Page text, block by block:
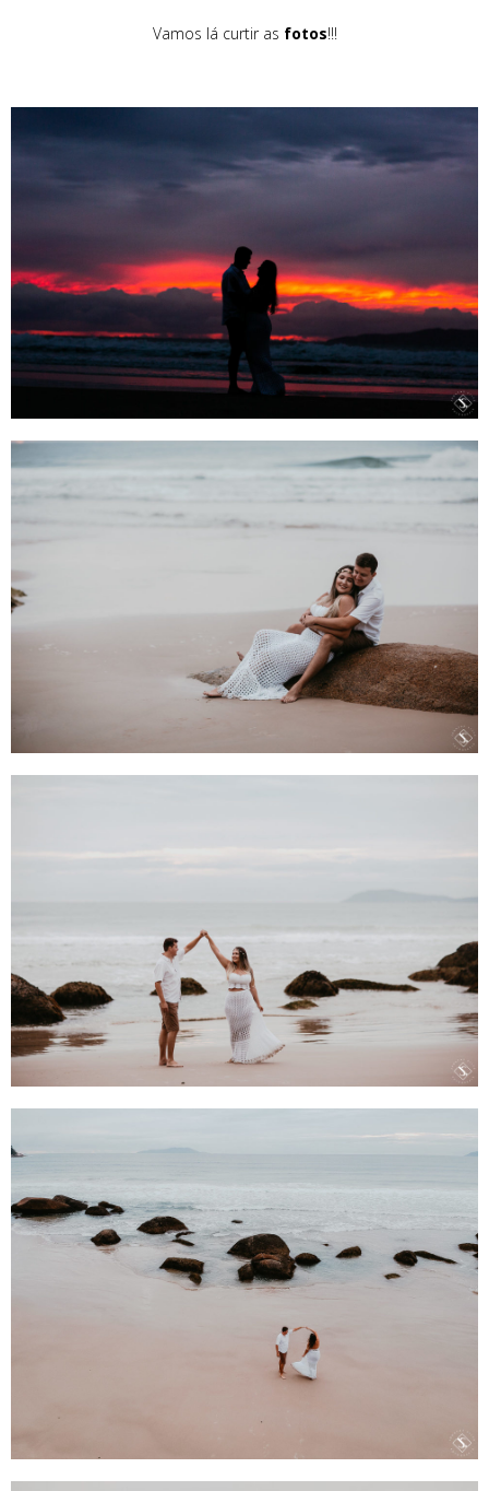
Vamos lá curtir as fotos!!!